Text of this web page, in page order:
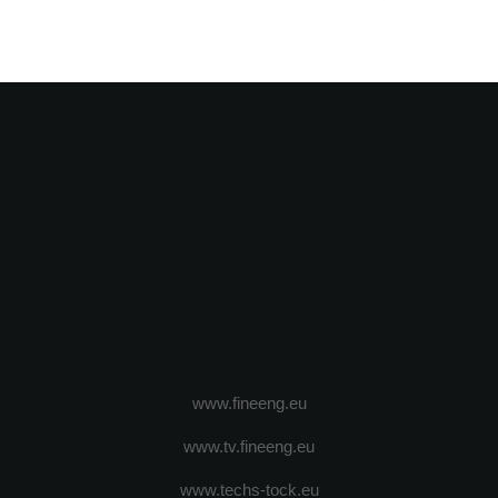
www.fineeng.eu
www.tv.fineeng.eu
www.techs-tock.eu